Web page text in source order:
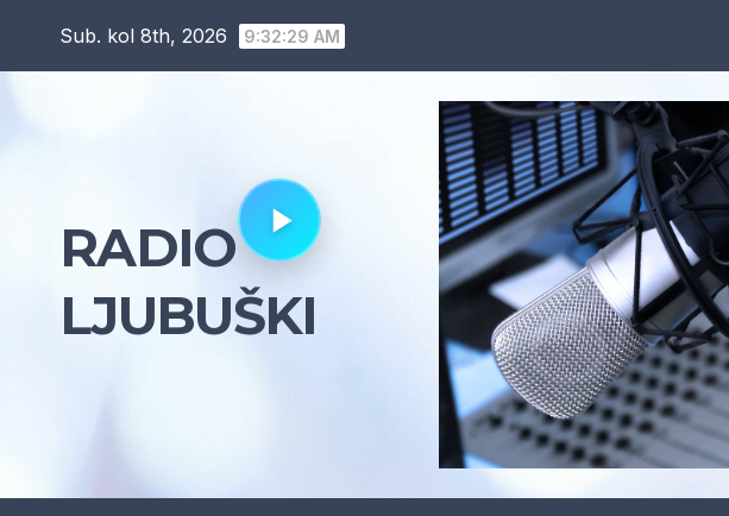
Sub. kol 8th, 2026 9:32:30 AM
RADIO
LJUBUŠKI